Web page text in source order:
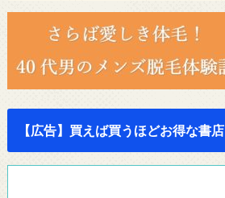
【広告】買えば買うほどお得な書店